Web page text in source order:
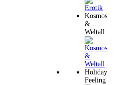
Kosmos
&
Weltall
Holiday
Feeling